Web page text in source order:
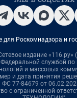
для Роскомнадзора и
издание «116.ру»
службой по
и массовых
и дата принятия
ФС 77-84679 от
с ограниченной